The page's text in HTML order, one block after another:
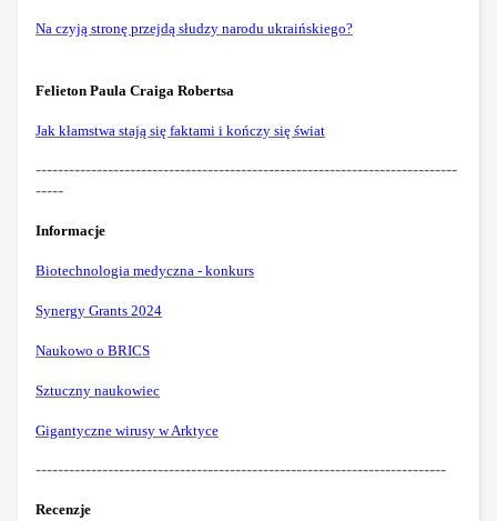
Na czyją stronę przejdą słudzy narodu ukraińskiego?
Felieton Paula Craiga Robertsa
Jak kłamstwa stają się faktami i kończy się świat
----------------------------------------------------------------------------
-----
Informacje
Biotechnologia medyczna - konkurs
Synergy Grants 2024
Naukowo o BRICS
Sztuczny naukowiec
Gigantyczne wirusy w Arktyce
--------------------------------------------------------------------------
Recenzje